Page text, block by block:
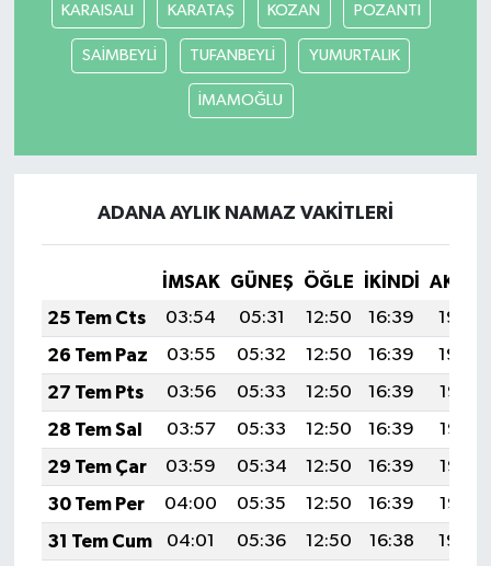
KARAISALI KARATAŞ KOZAN POZANTI
SAİMBEYLİ TUFANBEYLİ YUMURTALIK
İMAMOĞLU
ADANA AYLIK NAMAZ VAKITLERI
İMSAK GÜNEŞ ÖĞLE İKINDI
25 Tem Cts
03:54 05:31 12:50 16:39
19:59
26 Tem Paz
03:55 05:32 12:50 16:39
19:59
27 Tem Pts
03:56 05:33 12:50 16:39
19:58
28 Tem Sal
03:57 05:33 12:50 16:39
19:57
29 Tem Çar
03:59 05:34 12:50 16:39
19:56
30 Tem Per
04:00 05:35 12:50 16:39
19:55
31 Tem Cum
04:01 05:36 12:50 16:38
19:54